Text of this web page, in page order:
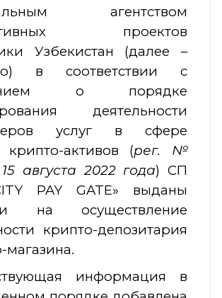
агентством
проектов
Узбекистан (далее –
в соответствии с
о порядке
деятельности
услуг в сфере
крипто-активов (рег. №
августа 2022 года)СП
PAY GATE» выданы
на осуществление
крипто-депозитария
магазина.
информация в